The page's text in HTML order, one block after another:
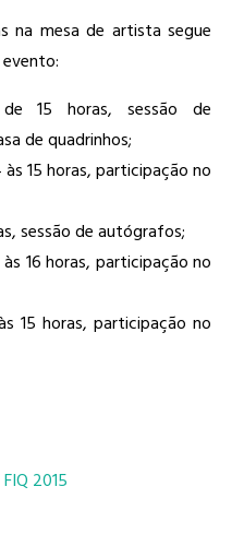
na mesa de artista segue
15 horas, sessão de
de quadrinhos;
15 horas, participação no
sessão de autógrafos;
16 horas, participação no
15 horas, participação no
FIQ 2015